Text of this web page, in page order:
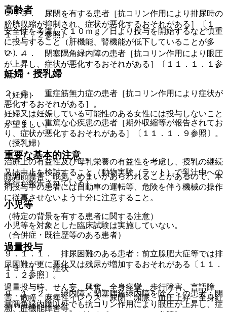
高齢者
安全性を考慮して１０ｍｇ／日より投与を開始するなど慎重
に投与すること（肝機能、腎機能が低下していることが多
い）。
妊婦・授乳婦
（妊婦）
妊婦又は妊娠している可能性のある女性には投与しないこと
が望ましい。
（授乳婦）
治療上の有益性及び母乳栄養の有益性を考慮し、授乳の継続
又は中止を検討すること（動物実験（ラット）で乳汁中への
移行が報告されている）。
小児等
小児等を対象とした臨床試験は実施していない。
過量投与
１３．１． 症状
過量投与時、せん妄、興奮、全身痙攣、歩行障害、言語障
害、散瞳、麻痺性イレウス、尿閉、頻脈、血圧上昇、全身紅
潮、肝機能障害等。
２．３． 尿閉を有する患者［抗コリン作用により排尿時の
膀胱収縮が抑制され、症状が悪化するおそれがある］〔１
１．１．２参照〕。
２．４． 閉塞隅角緑内障の患者［抗コリン作用により眼圧
が上昇し、症状が悪化するおそれがある］〔１１．１．１参
照〕。
２．５． 重症筋無力症の患者［抗コリン作用により症状が
悪化するおそれがある］。
２．６． 重篤な心疾患の患者［期外収縮等が報告されてお
り、症状が悪化するおそれがある］〔１１．１．９参照〕。
重要な基本的注意
眼調節障害、眠気、めまいがあらわれることがあるので、本
剤投与中の患者には自動車の運転等、危険を伴う機械の操作
に従事させないよう十分に注意すること。
（特定の背景を有する患者に関する注意）
（合併症・既往歴等のある患者）
９．１．１． 排尿困難のある患者：前立腺肥大症等では排
尿困難が更に悪化又は残尿が増加するおそれがある〔１１．
１．２参照〕。
９．１．２． 緑内障＜閉塞隅角緑内障を除く＞の患者：閉
塞隅角緑内障以外でも抗コリン作用により眼圧が上昇し、症